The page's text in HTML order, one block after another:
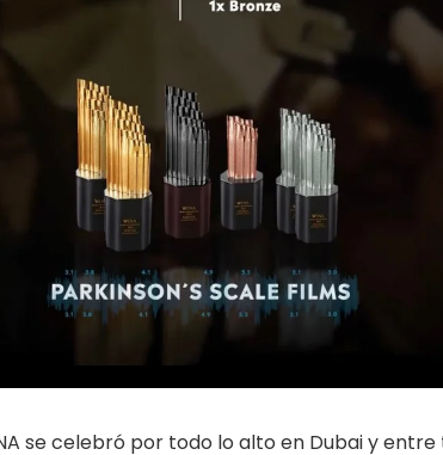
se celebró por todo lo alto en Dubai y entre